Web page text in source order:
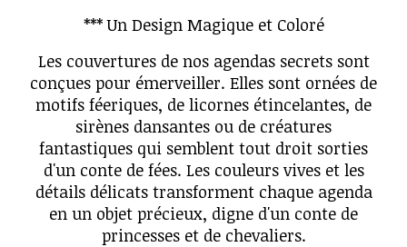
*** Un Design Magique et Coloré
Les couvertures de nos agendas secrets sont
conçues pour émerveiller. Elles sont ornées de
motifs féeriques, de licornes étincelantes, de
sirènes dansantes ou de créatures
fantastiques qui semblent tout droit sorties
d'un conte de fées. Les couleurs vives et les
détails délicats transforment chaque agenda
en un objet précieux, digne d'un conte de
princesses et de chevaliers.